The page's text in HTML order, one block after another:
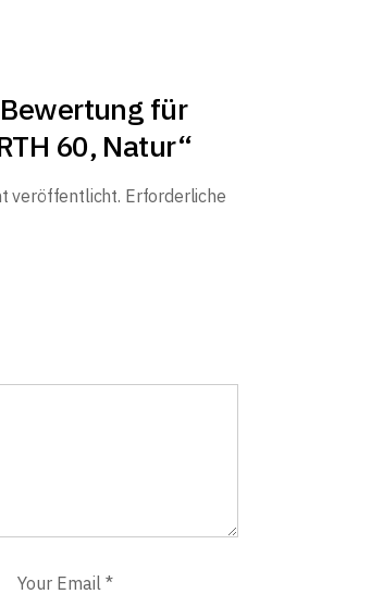
für
60, Natur“
veröffentlicht. Erforderliche